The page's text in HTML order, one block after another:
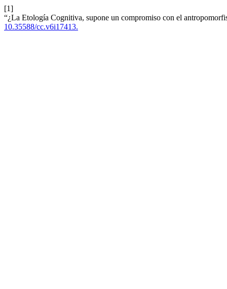
[1]
“¿La Etología Cognitiva, supone un compromiso con el
10.35588/cc.v6i17413.